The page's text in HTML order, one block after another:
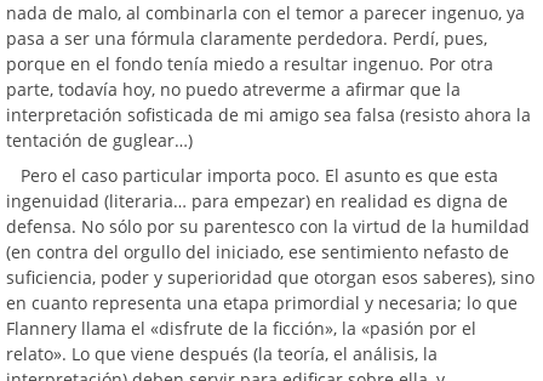
nada de malo, al combinarla con el temor a parecer ingenuo, ya
pasa a ser una fórmula claramente perdedora. Perdí, pues,
porque en el fondo tenía miedo a resultar ingenuo. Por otra
parte, todavía hoy, no puedo atreverme a afirmar que la
interpretación sofisticada de mi amigo sea falsa (resisto ahora la
tentación de guglear…)
Pero el caso particular importa poco. El asunto es que esta
ingenuidad (literaria… para empezar) en realidad es digna de
defensa. No sólo por su parentesco con la virtud de la humildad
(en contra del orgullo del iniciado, ese sentimiento nefasto de
suficiencia, poder y superioridad que otorgan esos saberes), sino
en cuanto representa una etapa primordial y necesaria; lo que
Flannery llama el «disfrute de la ficción», la «pasión por el
relato». Lo que viene después (la teoría, el análisis, la